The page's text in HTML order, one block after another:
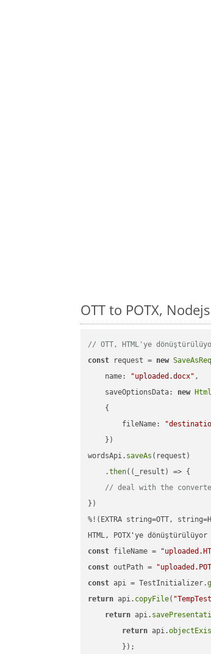
OTT to POTX,
// OTT, HTML'ye
const request = new
    name:
"uploaded.docx" ,
    saveOptionsData:
new
    {
        fileName:
    })
wordsApi. saveAs (request)
    .
then((_result) => {
// deal with the
})
%!(EXTRA string=OTT,
HTML, POTX '
const fileName =
const outPath =
const api = TestInitializer.
return api. copyFile(
return api.
return api.
        });